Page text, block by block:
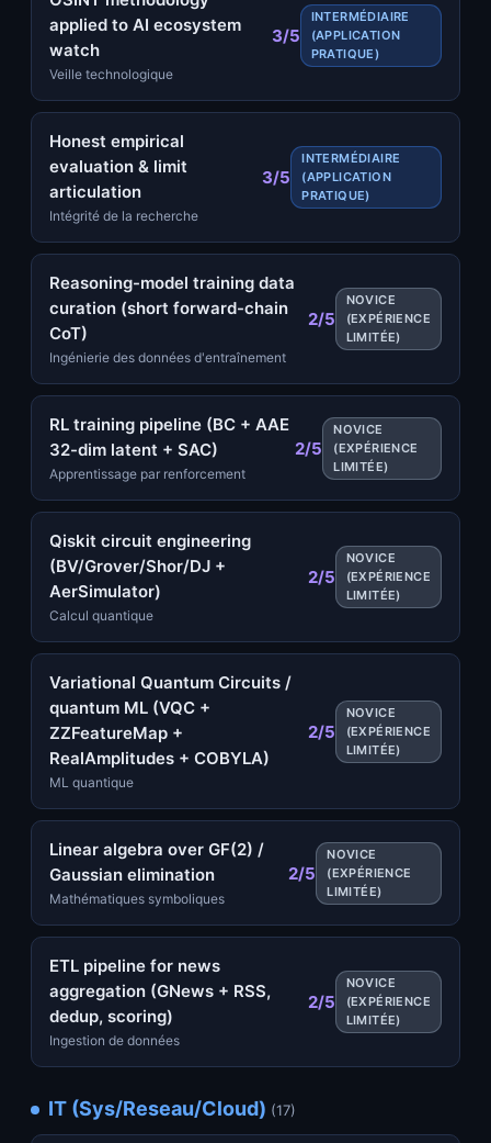
applied to AI ecosystem
watch
Veille technologique
3/5
INTERMÉDIAIRE
(APPLICATION
PRATIQUE)
Honest empirical
evaluation & limit
articulation
Intégrité de la recherche
3/5
INTERMÉDIAIRE
(APPLICATION
PRATIQUE)
Reasoning-model training data
curation (short forward-chain
CoT)
Ingénierie des données d'entraînement
2/5
NOVICE
(EXPÉRIENCE
LIMITÉE)
RL training pipeline (BC + AAE
32-dim latent + SAC)
Apprentissage par renforcement
2/5
NOVICE
(EXPÉRIENCE
LIMITÉE)
Qiskit circuit engineering
(BV/Grover/Shor/DJ +
AerSimulator)
Calcul quantique
2/5
NOVICE
(EXPÉRIENCE
LIMITÉE)
Variational Quantum Circuits /
quantum ML (VQC +
ZZFeatureMap +
RealAmplitudes + COBYLA)
ML quantique
2/5
NOVICE
(EXPÉRIENCE
LIMITÉE)
Linear algebra over GF(2) /
Gaussian elimination
Mathématiques symboliques
2/5
NOVICE
(EXPÉRIENCE
LIMITÉE)
ETL pipeline for news
aggregation (GNews + RSS,
dedup, scoring)
Ingestion de données
2/5
NOVICE
(EXPÉRIENCE
LIMITÉE)
IT (Sys/Reseau/Cloud) (17)